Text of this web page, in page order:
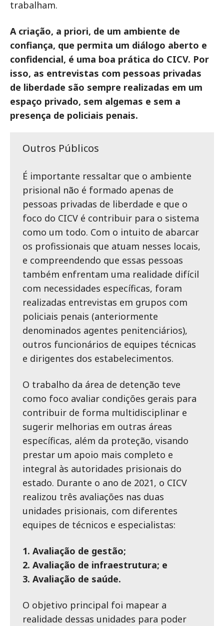
trabalham.
A criação, a priori, de um ambiente de
confiança, que permita um diálogo aberto e
confidencial, é uma boa prática do CICV. Por
isso, as entrevistas com pessoas privadas
de liberdade são sempre realizadas em um
espaço privado, sem algemas e sem a
presença de policiais penais.
Outros Públicos
É importante ressaltar que o ambiente
prisional não é formado apenas de
pessoas privadas de liberdade e que o
foco do CICV é contribuir para o sistema
como um todo. Com o intuito de abarcar
os profissionais que atuam nesses locais,
e compreendendo que essas pessoas
também enfrentam uma realidade difícil
com necessidades específicas, foram
realizadas entrevistas em grupos com
policiais penais (anteriormente
denominados agentes penitenciários),
outros funcionários de equipes técnicas
e dirigentes dos estabelecimentos.
O trabalho da área de detenção teve
como foco avaliar condições gerais para
contribuir de forma multidisciplinar e
sugerir melhorias em outras áreas
específicas, além da proteção, visando
prestar um apoio mais completo e
integral às autoridades prisionais do
estado. Durante o ano de 2021, o CICV
realizou três avaliações nas duas
unidades prisionais, com diferentes
equipes de técnicos e especialistas:
1. Avaliação de gestão;
2. Avaliação de infraestrutura; e
3. Avaliação de saúde.
O objetivo principal foi mapear a
realidade dessas unidades para poder